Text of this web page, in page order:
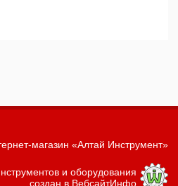
магазин «Алтай Инструмент»
и оборудования
создан в ВебсайтИнфо